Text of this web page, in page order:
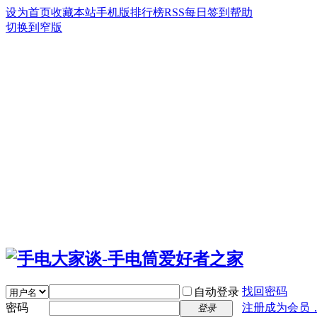
设为首页收藏本站手机版排行榜RSS每日签到 帮助
切换到窄版
自动登录 找回密码
密码
登录 注册成为会员